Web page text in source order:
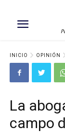
INICIO OPINIÓN
La
campo